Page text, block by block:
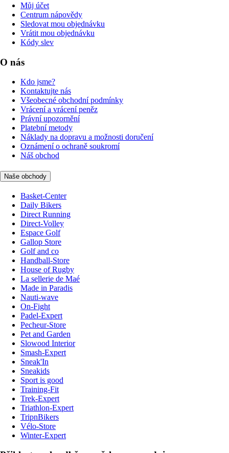
Můj účet
Centrum nápovědy
Sledovat mou objednávku
Vrátit mou objednávku
Kódy slev
O nás
Kdo jsme?
Kontaktujte nás
Všeobecné obchodní podmínky
Vrácení a vrácení peněz
Právní upozornění
Platební metody
Náklady na dopravu a možnosti doručení
Oznámení o ochraně soukromí
Náš obchod
Naše obchody
Basket-Center
Daily Bikers
Direct Running
Direct-Volley
Espace Golf
Gallop Store
Golf and co
Handball-Store
House of Rugby
La sellerie de Maé
Made in Paradis
Nauti-wave
On-Fight
Padel-Expert
Pecheur-Store
Pet and Garden
Slowood Interior
Smash-Expert
Sneak'In
Sneakids
Sport is good
Training-Fit
Trek-Expert
Triathlon-Expert
TripnBikers
Vélo-Store
Winter-Expert